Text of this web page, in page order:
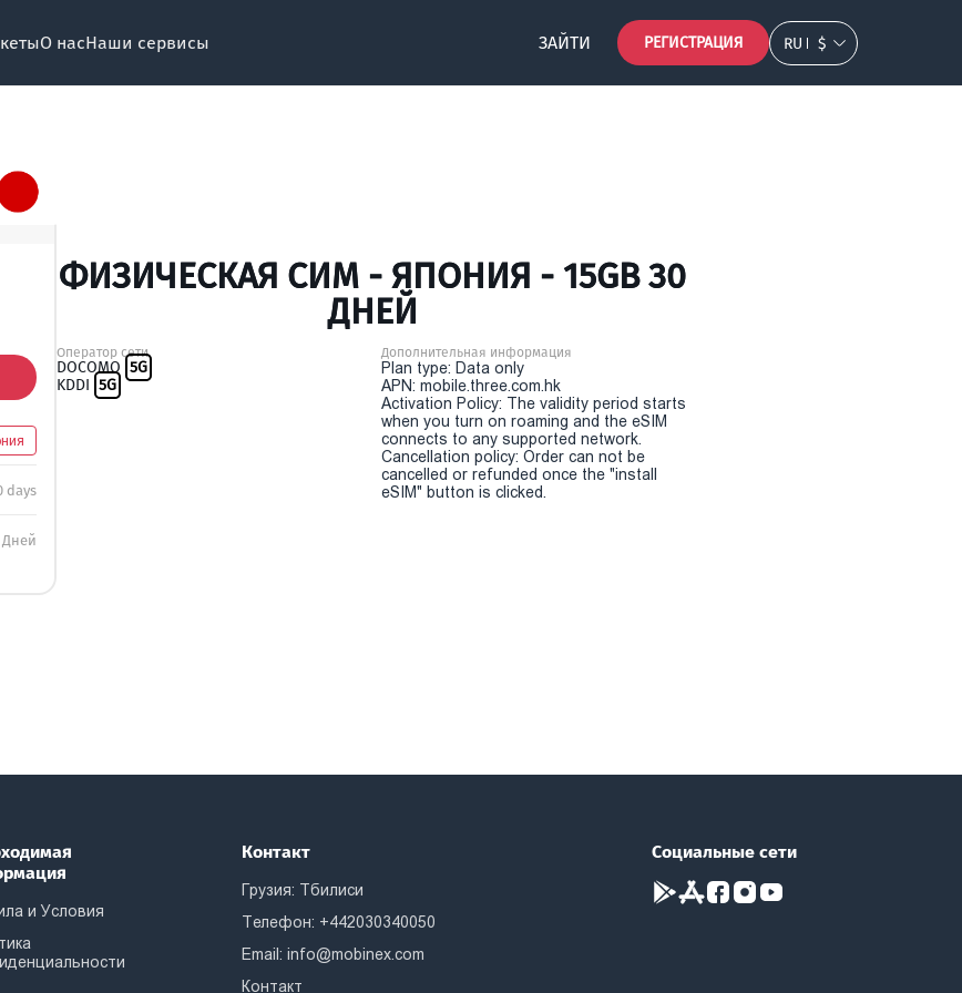
О насНаши сервисы ЗАЙТИ РЕГИСТРАЦИЯ RU $
days
Дней
ФИЗИЧЕСКАЯ СИМ - ЯПОНИЯ - 15GB 30
ДНЕЙ
Оператор сети
DOCOMO 5G
KDDI 5G
Дополнительная информация
Plan type: Data only
APN: mobile.three.com.hk
Activation Policy: The validity period starts
when you turn on roaming and the eSIM
connects to any supported network.
Cancellation policy: Order can not be
cancelled or refunded once the "install
eSIM" button is clicked.
и Условия
Контакт
Грузия: Тбилиси
Телефон: +442030340050
Email:info@mobinex.com
Контакт
Социальные сети